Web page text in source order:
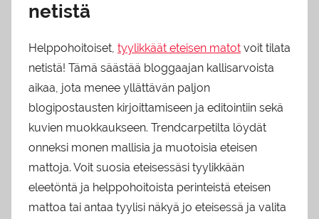
netistä
Helppohoitoiset, tyylikkäät eteisen matot voit tilata
netistä! Tämä säästää bloggaajan kallisarvoista
aikaa, jota menee yllättävän paljon
blogipostausten kirjoittamiseen ja editointiin sekä
kuvien muokkaukseen. Trendcarpetilta löydät
onneksi monen mallisia ja muotoisia eteisen
mattoja. Voit suosia eteisessäsi tyylikkään
eleetöntä ja helppohoitoista perinteistä eteisen
mattoa tai antaa tyylisi näkyä jo eteisessä ja valita